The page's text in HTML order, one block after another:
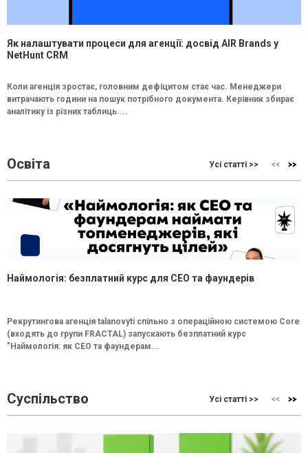
Як налаштувати процеси для агенції: досвід AIR Brands у
NetHunt CRM
Коли агенція зростає, головним дефіцитом стає час. Менеджери
витрачають години на пошук потрібного документа. Керівник збирає
аналітику із різних таблиць....
Освіта Усі статті >>
Наймологія: безплатний курс для CEO та фаундерів
Рекрутингова агенція talanovyti спільно з операційною системою Core
(входять до групи FRACTAL) запускають безплатний курс
"Наймологія: як СEO та фаундерам...
Суспільство Усі статті >>